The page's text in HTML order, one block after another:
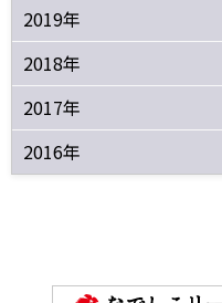
2019年
2018年
2017年
2016年